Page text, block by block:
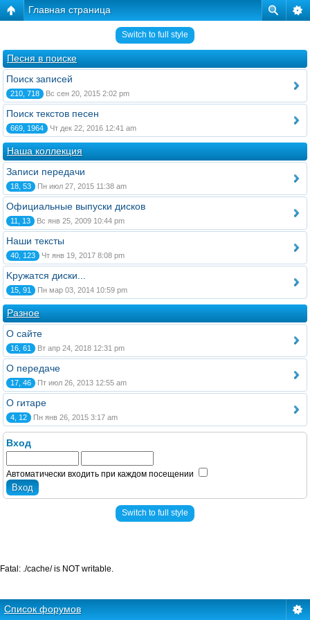
Главная страница
Switch to full style
Песня в поиске
Поиск записей
210, 718 Вс сен 20, 2015 2:02 pm
Поиск текстов песен
669, 1964 Чт дек 22, 2016 12:41 am
Наша коллекция
Записи передачи
18, 53 Пн июл 27, 2015 11:38 am
Официальные выпуски дисков
11, 13 Вс янв 25, 2009 10:44 pm
Наши тексты
40, 123 Чт янв 19, 2017 8:08 pm
Kружатся диски...
15, 91 Пн мар 03, 2014 10:59 pm
Разное
О сайте
16, 61 Вт апр 24, 2018 12:31 pm
О передаче
17, 46 Пт июл 26, 2013 12:55 am
О гитаре
4, 12 Пн янв 26, 2015 3:17 am
Вход
Автоматически входить при каждом посещении
Switch to full style
Список форумов
Fatal: ./cache/ is NOT writable.